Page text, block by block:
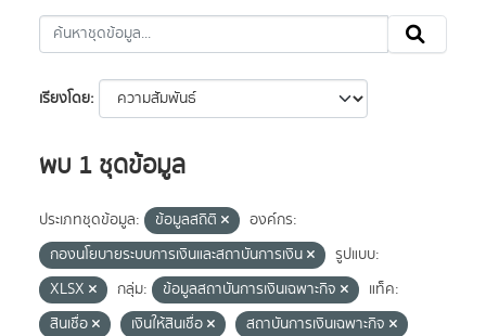
เรียงโดย
พบ 1 ชุดข้อมูล
ประเภทชุดข้อมูล: ข้อมูลสถิติ
องค์กร:
กองนโยบายระบบการเงินและสถาบันการเงิน
รูปแบบ:
XLSX
กลุ่ม: ข้อมูลสถาบันการเงินเฉพาะกิจ
แท็ค:
สินเชื่อ
เงินให้สินเชื่อ
สถาบันการเงินเฉพาะกิจ